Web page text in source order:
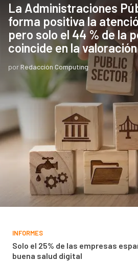
La Administraciones
forma positiva la
pero solo el 44 % de la
coincide en la valoración
porRedacción Computing
INFORMES
Solo el 25% de las empresas
buena salud digital